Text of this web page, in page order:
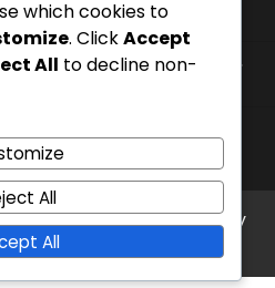
chave
internacionais, Golos chave,
Theme: News Bite ByArtify
which cookies to
. ClickAccept
All to decline non-
All
All